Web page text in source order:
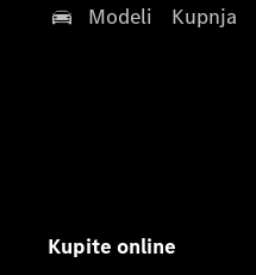
Modeli Kupnja
Kupite online